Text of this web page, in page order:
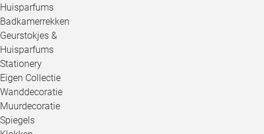
Huisparfums
Badkamerrekken
Geurstokjes &
Huisparfums
Stationery
Eigen Collectie
Wanddecoratie
Muurdecoratie
Spiegels